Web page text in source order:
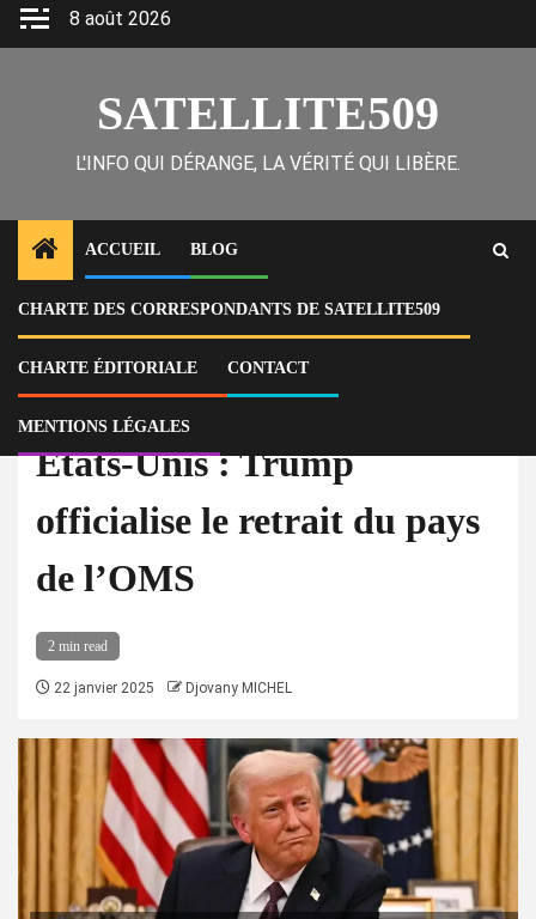
Skip
8 août 2026
SATELLITE509
L'INFO QUI DÉRANGE, LA VÉRITÉ QUI LIBÈRE.
ACCUEIL BLOG
CHARTE DES CORRESPONDANTS DE SATELLITE509
CHARTE ÉDITORIALE CONTACT
MENTIONS LÉGALES
Home
Actu
États-Unis : Trump officialise le retrait du pays de l’OMS
États-Unis : Trump
officialise le retrait du pays
de l’OMS
2 min read
22 janvier 2025 Djovany MICHEL